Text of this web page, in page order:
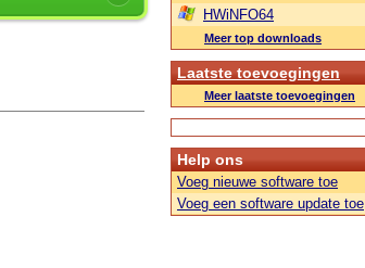
HWiNFO64
Meer top downloads
Laatste toevoegingen
Meer laatste toevoegingen
Help ons
Voeg nieuwe software toe
Voeg een software update toe